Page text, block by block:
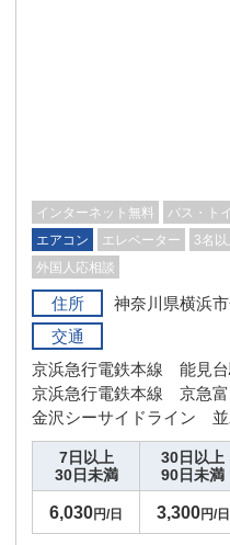
インターネット無料 バス・ト
エアコン
エレベーター 3名
外国人応相談
住所
神奈川県横浜
交通
京浜急行電鉄本線 能見
京浜急行電鉄本線 京急
金沢シーサイドライン
7日以上
30日未満
30日以上
90日未満
6,030円/日 3,300円/日